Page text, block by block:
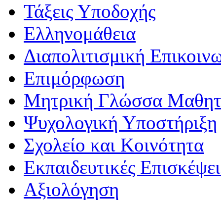
Τάξεις Υποδοχής
Ελληνομάθεια
Διαπολιτισμική
Επιμόρφωση
Μητρική Γλώσσα
Ψυχολογική Υποστήριξη
Σχολείο και Κοινότητα
Εκπαιδευτικές
Αξιολόγηση